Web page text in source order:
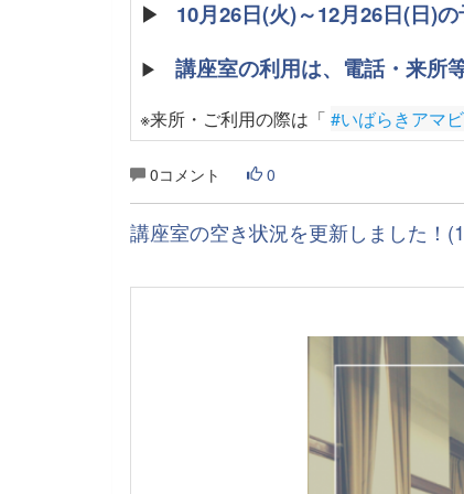
▶ 10月26日(火)～12月26日(日)
▶ 講座室の利用は、電話・来所
※来所・ご利用の際は「 #いばらきアマ
0コメント 0
講座室の空き状況を更新しました！